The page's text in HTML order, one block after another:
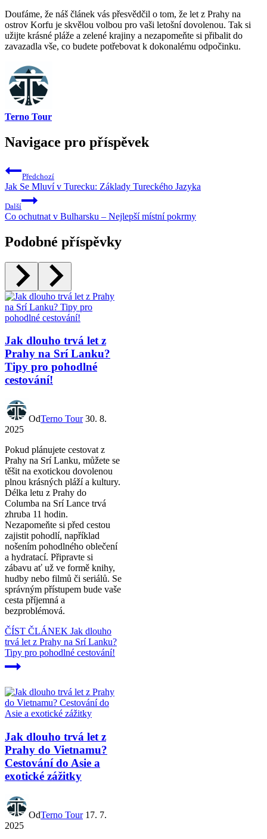
Doufáme, že náš článek vás přesvědčil o tom, že let z Prahy na
ostrov Korfu je skvělou volbou pro vaši letošní dovolenou. Tak si
užijte krásné pláže a zelené krajiny a nezapomeňte si přibalit do
zavazadla vše, co budete potřebovat k dokonalému odpočinku.
Terno Tour
Navigace pro příspěvek
Předchozí
Jak Se Mluví v Turecku: Základy Tureckého Jazyka
Další
Co ochutnat v Bulharsku – Nejlepší místní pokrmy
Podobné příspěvky
Jak dlouho trvá let z
Prahy na Srí Lanku?
Tipy pro pohodlné
cestování!
OdTerno Tour 30. 8.
2025
Pokud plánujete cestovat z
Prahy na Srí Lanku, můžete se
těšit na exotickou dovolenou
plnou krásných pláží a kultury.
Délka letu z Prahy do
Columba na Srí Lance trvá
zhruba 11 hodin.
Nezapomeňte si před cestou
zajistit pohodlí, například
nošením pohodlného oblečení
a hydratací. Připravte si
zábavu ať už ve formě knihy,
hudby nebo filmů či seriálů. Se
správným přístupem bude vaše
cesta příjemná a
bezproblémová.
ČÍST ČLÁNEK Jak dlouho
trvá let z Prahy na Srí Lanku?
Tipy pro pohodlné cestování!
Jak dlouho trvá let z
Prahy do Vietnamu?
Cestování do Asie a
exotické zážitky
OdTerno Tour 17. 7.
2025